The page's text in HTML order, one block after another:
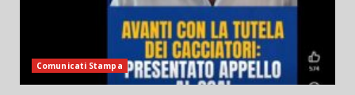
Comunicati Stampa